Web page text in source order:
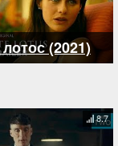
(2021)
8.7